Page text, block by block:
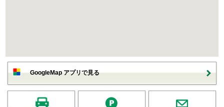
GoogleMap アプリで見る